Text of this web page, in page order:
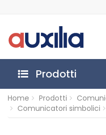
Prodotti
Home Prodotti
Comunicatori simbolici